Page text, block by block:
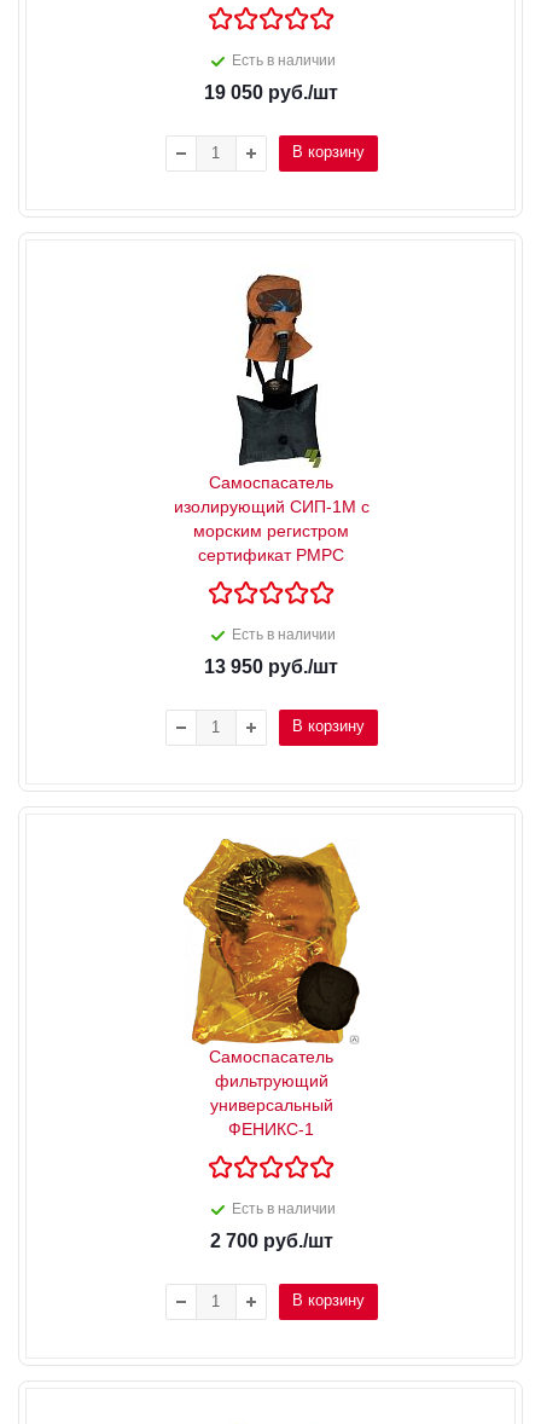
Есть в наличии
19 050 руб./шт
В корзину
Самоспасатель
изолирующий СИП-1М с
морским регистром
сертификат РМРС
Есть в наличии
13 950 руб./шт
В корзину
Самоспасатель
фильтрующий
универсальный
ФЕНИКС-1
Есть в наличии
2 700руб./шт
В корзину